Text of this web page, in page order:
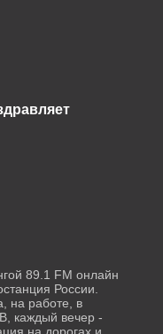
89.1 FM онлайн
России.
на работе, в
каждый вечер -